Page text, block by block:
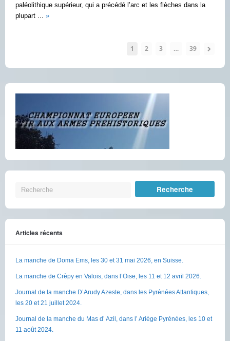
paléolithique supérieur, qui a précédé l’arc et les flèches dans la
plupart ... »
1 2 3 … 39
Articles récents
La manche de Doma Ems, les 30 et 31 mai 2026, en Suisse.
La manche de Crèpy en Valois, dans l’Oise, les 11 et 12 avril 2026.
Journal de la manche D’Arudy Azeste, dans les Pyrénées Atlantiques,
les 20 et 21 juillet 2024.
Journal de la manche du Mas d’ Azil, dans l’ Ariège Pyrénées, les 10 et
11 août 2024.